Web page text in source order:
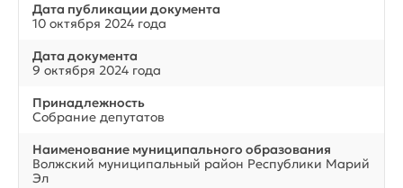
Дата публикации документа
10 октября 2024 года
Дата документа
9 октября 2024 года
Принадлежность
Собрание депутатов
Наименование муниципального образования
Волжский муниципальный район Республики Марий
Эл